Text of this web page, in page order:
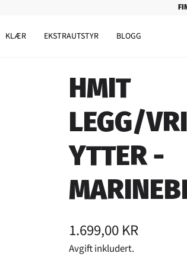
KLÆR EKSTRAUTSTYR BLOGG
HMIT
LEGG/
YTTER -
1.699,00 KR
Avgift inkludert.